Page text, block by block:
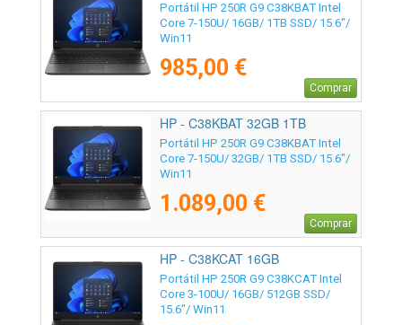
Portátil HP 250R G9 C38KBAT Intel
Core 7-150U/ 16GB/ 1TB SSD/ 15.6"/
Win11
985,00 €
Comprar
HP - C38KBAT 32GB 1TB
Portátil HP 250R G9 C38KBAT Intel
Core 7-150U/ 32GB/ 1TB SSD/ 15.6"/
Win11
1.089,00 €
Comprar
HP - C38KCAT 16GB
Portátil HP 250R G9 C38KCAT Intel
Core 3-100U/ 16GB/ 512GB SSD/
15.6"/ Win11